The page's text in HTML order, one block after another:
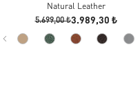
Natural Leather
5.699,00 ₺3.989,30 ₺